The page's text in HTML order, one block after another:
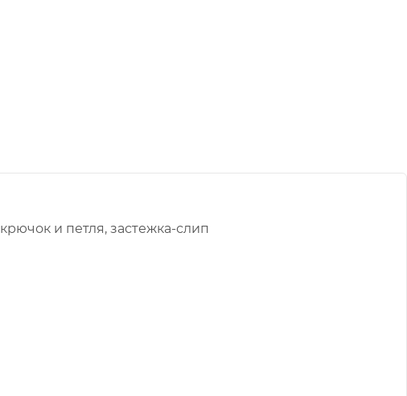
и петля, застежка-слип